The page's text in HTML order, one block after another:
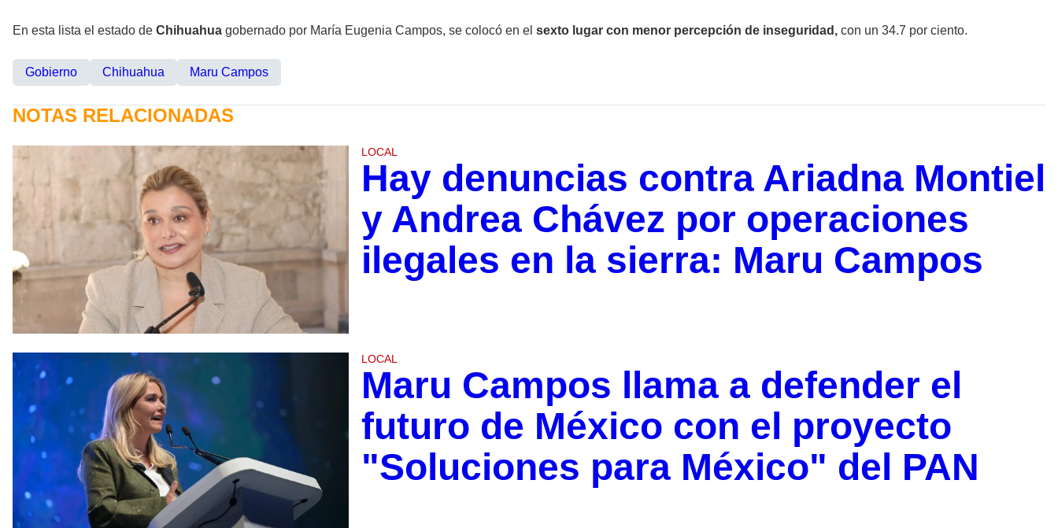
En esta lista el estado de Chihuahua gobernado por María Eugenia Campos, se colocó en el sexto lugar con menor percepción de inseguridad, con un 34.7 por ciento.
Gobierno Chihuahua Maru Campos
NOTAS RELACIONADAS
LOCAL
Hay denuncias contra Ariadna Montiel
y Andrea Chávez por operaciones
ilegales en la sierra: Maru Campos
LOCAL
Maru Campos llama a defender el
futuro de México con el proyecto
"Soluciones para México" del PAN